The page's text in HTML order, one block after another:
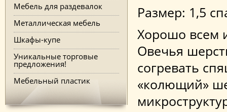
Мебель для раздевалок
Металлическая мебель
Шкафы-купе
Уникальные торговые
предложения!
Мебельный пластик
Размер: 1,5
Хорошо всем
Овечья
согревать
«колющий»